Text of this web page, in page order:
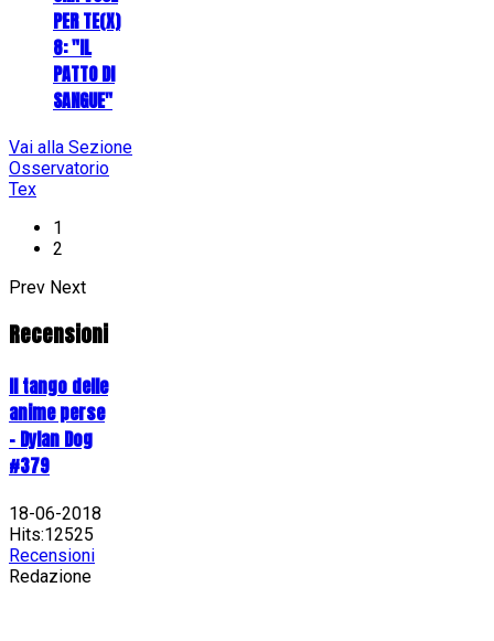
PER TE(X)
8: "IL
PATTO DI
SANGUE"
Vai alla Sezione
Osservatorio
Tex
1
2
Prev Next
Recensioni
Il tango delle
anime perse
- Dylan Dog
#379
18-06-2018
Hits:12525
Recensioni
Redazione